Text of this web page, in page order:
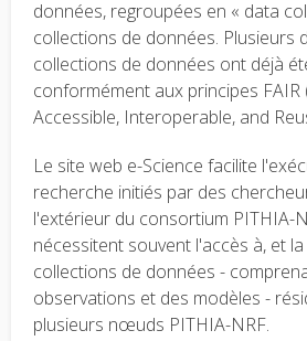
données, regroupées en « data
collections de données. Plusieurs
collections de données ont déjà
conformément aux principes FAIR
Accessible, Interoperable, and
Le site web e-Science facilite
recherche initiés par des
l'extérieur du consortium PITHIA-
nécessitent souvent l'accès à, et
collections de données -
observations et des modèles -
plusieurs nœuds PITHIA-NRF.